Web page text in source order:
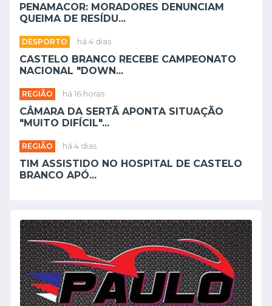
PENAMACOR: MORADORES DENUNCIAM
QUEIMA DE RESÍDU...
DESPORTO há 4 dias
CASTELO BRANCO RECEBE CAMPEONATO
NACIONAL "DOWN...
REGIÃO há 16 horas
CÂMARA DA SERTÃ APONTA SITUAÇÃO
"MUITO DIFÍCIL"...
REGIÃO há 4 dias
TIM ASSISTIDO NO HOSPITAL DE CASTELO
BRANCO APÓ...